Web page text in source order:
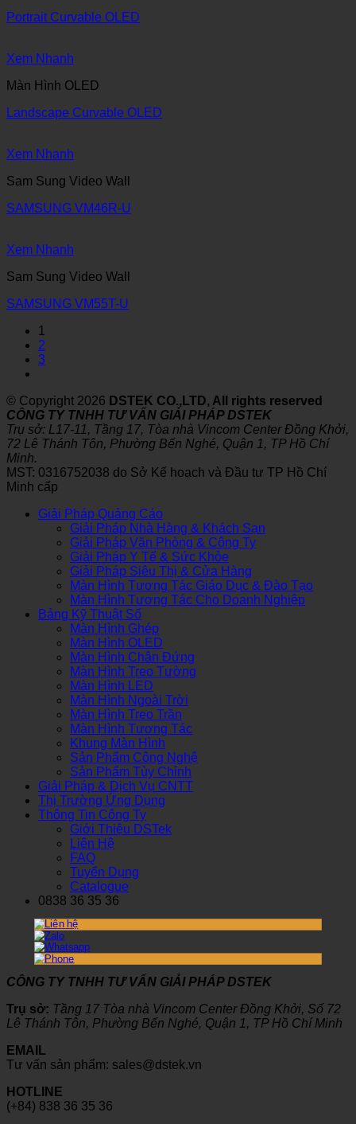
Portrait Curvable OLED
Xem Nhanh
Màn Hình OLED
Landscape Curvable OLED
Xem Nhanh
Sam Sung Video Wall
SAMSUNG VM46R-U
Xem Nhanh
Sam Sung Video Wall
SAMSUNG VM55T-U
1
2
3
© Copyright 2026 DSTEK CO.,LTD, All rights reserved
CÔNG TY TNHH TƯ VẤN GIẢI PHÁP DSTEK
Trụ sở: L17-11, Tầng 17, Tòa nhà Vincom Center Đồng Khởi,
72 Lê Thánh Tôn, Phường Bến Nghé, Quận 1, TP Hồ Chí
Minh.
MST: 0316752038 do Sở Kế hoạch và Đầu tư TP Hồ Chí
Minh cấp
Giải Pháp Quảng Cáo
Giải Pháp Nhà Hàng & Khách Sạn
Giải Pháp Văn Phòng & Công Ty
Giải Pháp Y Tế & Sức Khỏe
Giải Pháp Siêu Thị & Cửa Hàng
Màn Hình Tương Tác Giáo Dục & Đào Tạo
Màn Hình Tương Tác Cho Doanh Nghiệp
Bảng Kỹ Thuật Số
Màn Hình Ghép
Màn Hình OLED
Màn Hình Chân Đứng
Màn Hình Treo Tường
Màn Hình LED
Màn Hình Ngoài Trời
Màn Hình Treo Trần
Màn Hình Tương Tác
Khung Màn Hình
Sản Phẩm Công Nghệ
Sản Phẩm Tùy Chỉnh
Giải Pháp & Dịch Vụ CNTT
Thị Trường Ứng Dụng
Thông Tin Công Ty
Giới Thiệu DSTek
Liên Hệ
FAQ
Tuyển Dụng
Catalogue
0838 36 35 36
CÔNG TY TNHH TƯ VẤN GIẢI PHÁP DSTEK
Trụ sở: Tầng 17 Tòa nhà Vincom Center Đồng Khởi, Số 72
Lê Thánh Tôn, Phường Bến Nghé, Quận 1, TP Hồ Chí Minh
EMAIL
Tư vấn sản phẩm: sales@dstek.vn
HOTLINE
(+84) 838 36 35 36